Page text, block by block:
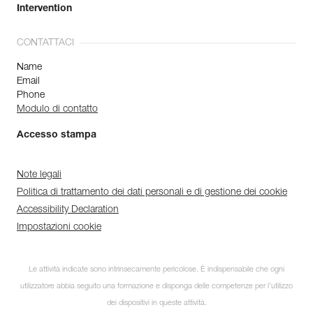
Intervention
CONTATTACI
Name
Email
Phone
Modulo di contatto
Accesso stampa
Note legali
Politica di trattamento dei dati personali e di gestione dei cookie
Accessibility Declaration
Impostazioni cookie
Le attività indicate sono intrinsecamente pericolose. È indispensabile che ogni
utilizzatore abbia seguito una formazione e disponga delle competenze per l’utilizzo
dei dispositivi in queste attività.